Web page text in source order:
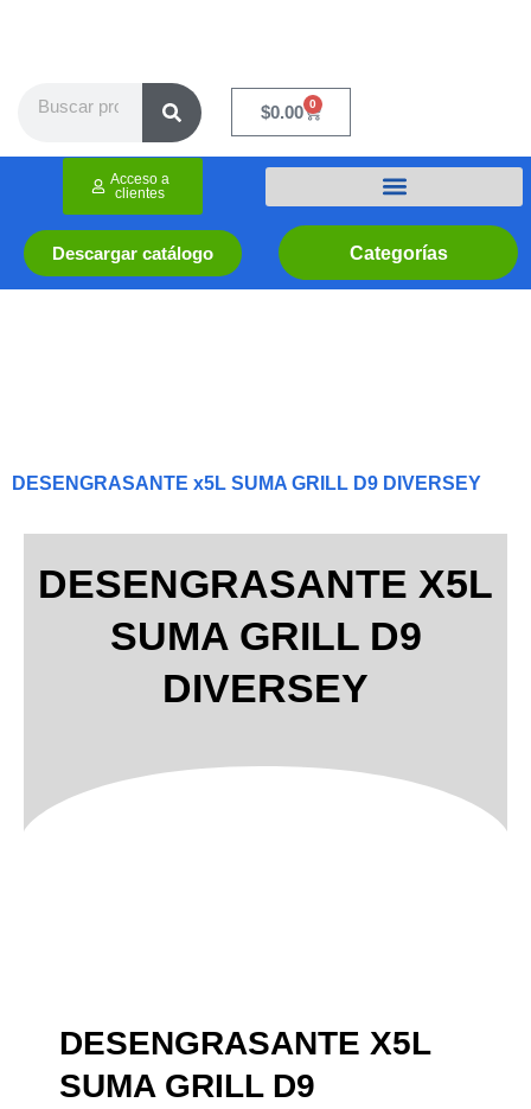
$0.00 0
Cart
Categorías
Descargar catálogo
Acceso a
clientes
DESENGRASANTE x5L SUMA GRILL D9 DIVERSEY
DESENGRASANTE X5L
SUMA GRILL D9
DIVERSEY
DESENGRASANTE X5L
SUMA GRILL D9